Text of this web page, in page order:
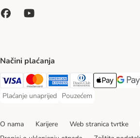
Načini plaćanja
Visa Payment Method
MasterCard Payment Method
American Express Payment
Diners Club Payment
Payment Method
Google
Plaćanje unaprijed
Plaćanje unaprijed Payment Method
Pouzećem
Pouzećem Payment
O nama Karijere Web stranica tvrtke